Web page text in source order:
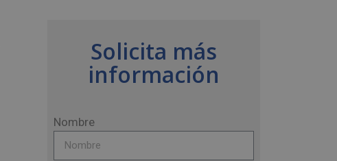
Solicita más
información
Nombre